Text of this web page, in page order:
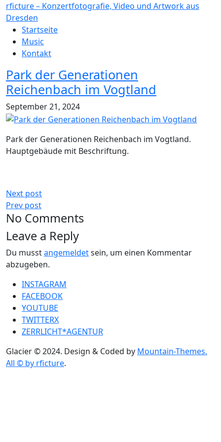
rficture – Konzertfotografie, Video und Artwork aus
Dresden
Startseite
Music
Kontakt
Park der Generationen
Reichenbach im Vogtland
September 21, 2024
Park der Generationen Reichenbach im Vogtland.
Hauptgebäude mit Beschriftung.
Next post
Prev post
No Comments
Leave a Reply
Du musstangemeldetsein, um einen Kommentar
abzugeben.
INSTAGRAM
FACEBOOK
YOUTUBE
TWITTERX
ZERRLICHT*AGENTUR
Glacier © 2024. Design & Coded by Mountain-Themes.
All © by rficture.